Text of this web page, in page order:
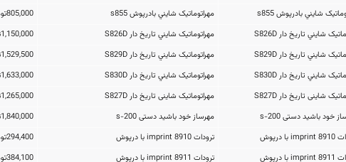
مهراتوماتیک شايني بادرپوش s855
مهراتوماتیک شايني تاریخ دار S826D
مهراتوماتیک شايني تاریخ دار S829D
مهراتوماتیک شايني تاریخ دار S830D
مهراتوماتیک شاینی تاریخ دار S827D
مهرساز خود باشید دستی s-200
ترودات 8910 imprint با درپوش
ترودات 8911 imprint با درپوش